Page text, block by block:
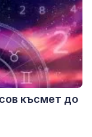
късмет до